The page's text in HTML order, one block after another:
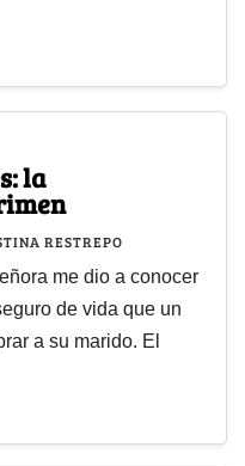
la
RESTREPO
me dio a conocer
de vida que un
a su marido. El